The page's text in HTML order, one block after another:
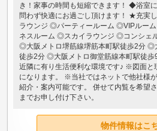
き！家事の時間も短縮できます！ ◆浴室
問わず快適にお過ごし頂けます！ ★充実
ラウンジ ◎パーティールーム ◎VIPルー
ネスルーム ◎スカイラウンジ ◎コンシェ
◎大阪メトロ堺筋線堺筋本町駅徒歩2分 ◎
徒歩2分 ◎大阪メトロ御堂筋線本町駅徒
近隣に有り生活便利な環境です♪ ※図面と
になります。 ※当社ではネットで他社様
紹介・案内可能です。 併せて内覧を希望
までお申し付け下さい。
物件情報はこ